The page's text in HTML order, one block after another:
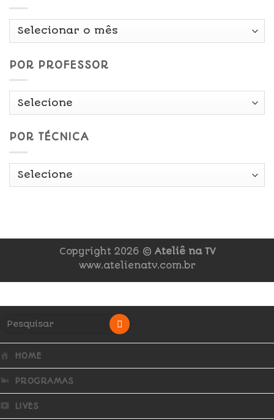
Por
POR PROFESSOR
POR TÉCNICA
Copyright 2026 © Ateliê na TV
www.atelienatv.com.br
HOME
PROGRAMAS
LIVES